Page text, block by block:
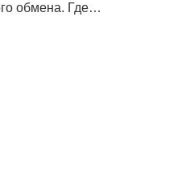
обмена. Где…